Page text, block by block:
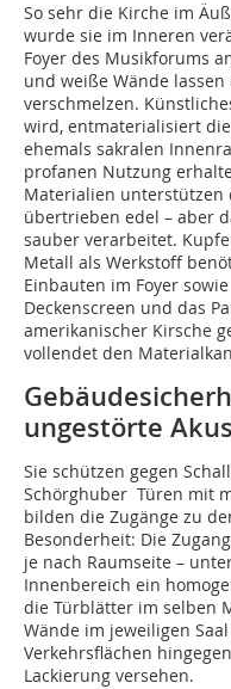
So sehr die Kirche im
wurde sie im Inneren
Foyer des Musikforums
und weiße Wände
verschmelzen.
wird, entmaterialisiert
ehemals sakralen
profanen Nutzung
Materialien unterstützen
übertrieben edel – aber
sauber verarbeitet.
Metall als Werkstoff
Einbauten im Foyer
Deckenscreen und das
amerikanischer Kirsche
vollendet den
ungestörte
Sie schützen gegen
Schörghuber Türen mit
bilden die Zugänge zu
Besonderheit: Die
je nach Raumseite –
Innenbereich ein
die Türblätter im selben
Wände im jeweiligen
Verkehrsflächen
Lackierung versehen.